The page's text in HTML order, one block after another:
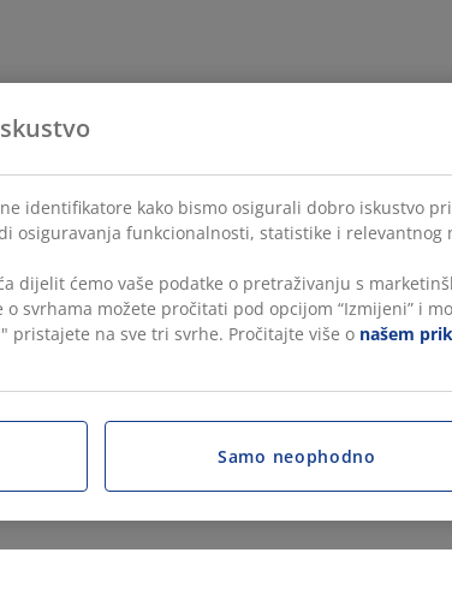
identifikatore kako bismo osigurali dobro iskustvo
osiguravanja funkcionalnosti, statistike i relevantnog
dijelit ćemo vaše podatke o pretraživanju s
svrhama možete pročitati pod opcijom “Izmijeni” i
pristajete na sve tri svrhe. Pročitajte više o našem
Samo neophodno